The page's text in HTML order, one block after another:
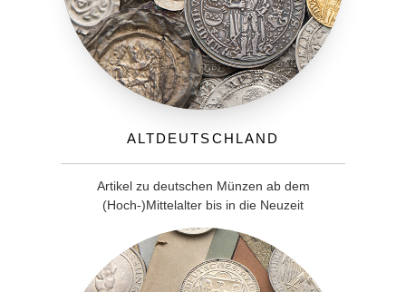
Altdeutschland
Artikel zu deutschen Münzen ab dem
(Hoch-)Mittelalter bis in die Neuzeit